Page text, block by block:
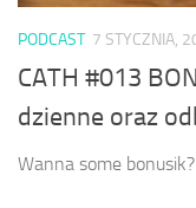
PODCAST 7 STYCZNIA,
CATH #013
dzienne oraz
Wanna some bonusik?